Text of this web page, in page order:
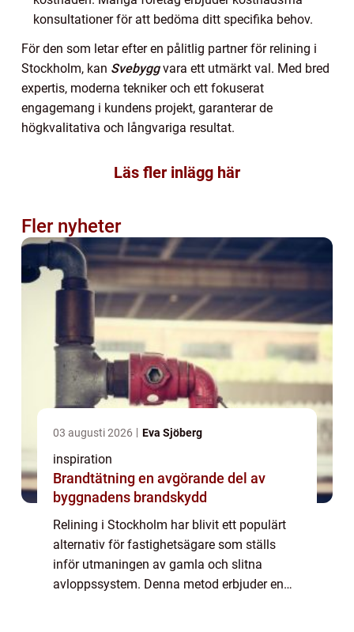
konsultationer för att bedöma ditt specifika behov.
För den som letar efter en pålitlig partner för relining i
Stockholm, kan Svebygg vara ett utmärkt val. Med bred
expertis, moderna tekniker och ett fokuserat
engagemang i kundens projekt, garanterar de
högkvalitativa och långvariga resultat.
Läs fler inlägg här
Fler nyheter
03 augusti 2026 Eva Sjöberg
inspiration
Brandtätning en avgörande del av
byggnadens brandskydd
Relining i Stockholm har blivit ett populärt
alternativ för fastighetsägare som ställs
inför utmaningen av gamla och slitna
avloppssystem. Denna metod erbjuder en